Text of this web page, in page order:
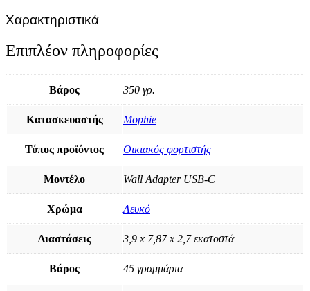
Χαρακτηριστικά
Επιπλέον πληροφορίες
Βάρος 350 γρ.
Κατασκευαστής Mophie
Τύπος προϊόντος Οικιακός φορτιστής
Μοντέλο Wall Adapter USB-C
Χρώμα Λευκό
Διαστάσεις 3,9 x 7,87 x 2,7 εκατοστά
Βάρος 45 γραμμάρια